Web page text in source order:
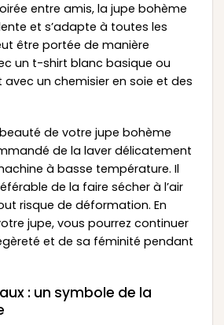
entre amis, la jupe bohème
et s’adapte à toutes les
être portée de manière
un t-shirt blanc basique ou
un chemisier en soie et des
de votre jupe bohème
de la laver délicatement
à basse température. Il
de la faire sécher à l’air
risque de déformation. En
jupe, vous pourrez continuer
et de sa féminité pendant
: un symbole de la